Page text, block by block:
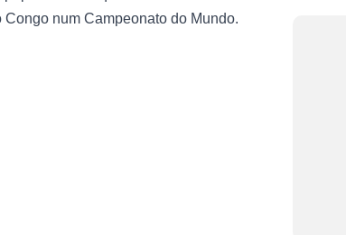
num Campeonato do Mundo.